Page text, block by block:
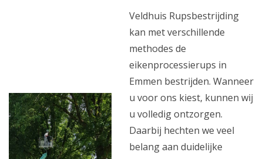
Veldhuis Rupsbestrijding
kan met verschillende
methodes de
eikenprocessierups in
Emmen bestrijden. Wanneer
u voor ons kiest, kunnen wij
u volledig ontzorgen.
Daarbij hechten we veel
belang aan duidelijke